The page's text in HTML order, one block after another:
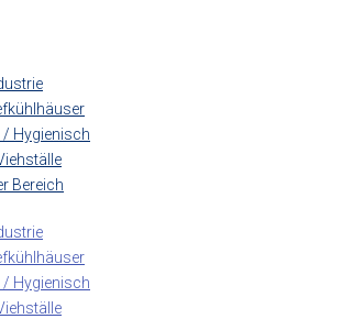
/ Hygienisch
Bereich
/ Hygienisch